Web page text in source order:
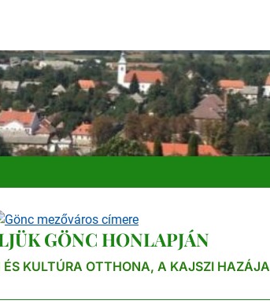
GÖNC HONLAPJÁN
ÉS KULTÚRA OTTHONA, A KAJSZI HAZÁJA